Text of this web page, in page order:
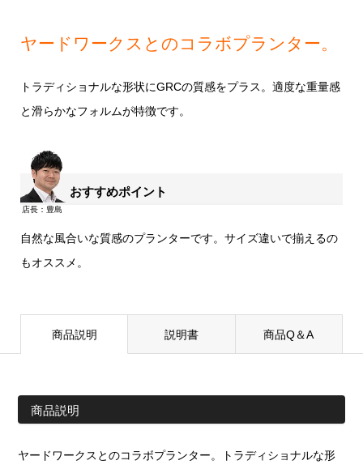
ヤードワークスとのコラボプランター。
トラディショナルな形状にGRCの質感をプラス。適度な重量感
と滑らかなフォルムが特徴です。
おすすめポイント
自然な風合いな質感のプランターです。サイズ違いで揃えるの
もオススメ。
商品説明 説明書 商品Q＆A
商品説明
ヤードワークスとのコラボプランター。トラディショナルな形